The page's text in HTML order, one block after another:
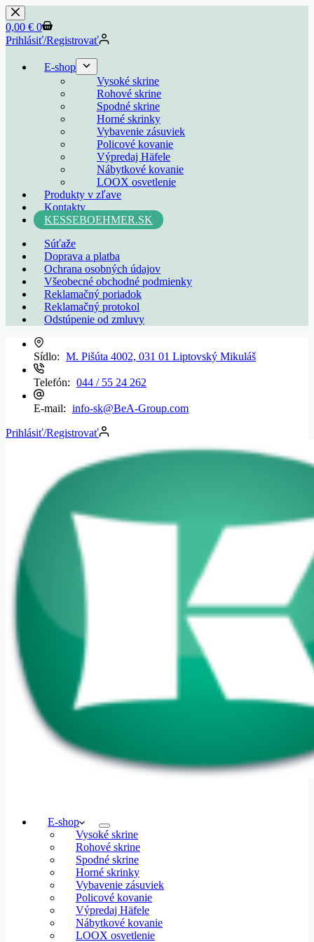
Skip
to
content
Shopping
cart
0,00 € 0
Prihlásiť/Registrovať
E-shop
Vysoké skrine
Rohové skrine
Spodné skrine
Horné skrinky
Vybavenie zásuviek
Policové kovanie
Výpredaj Häfele
Nábytkové kovanie
LOOX osvetlenie
Produkty v zľave
Kontakty
KESSEBOEHMER.SK
Súťaže
Doprava a platba
Ochrana osobných údajov
Všeobecné obchodné podmienky
Reklamačný poriadok
Reklamačný protokol
Odstúpenie od zmluvy
Sídlo: M. Pišúta 4002, 031 01 Liptovský Mikuláš
Telefón: 044 / 55 24 262
E-mail: info-sk@BeA-Group.com
Prihlásiť/Registrovať
E-shop
Vysoké skrine
Rohové skrine
Spodné skrine
Horné skrinky
Vybavenie zásuviek
Policové kovanie
Výpredaj Häfele
Nábytkové kovanie
LOOX osvetlenie